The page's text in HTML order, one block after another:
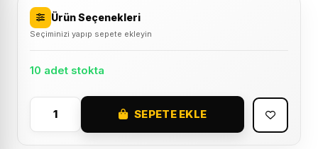
Ürün Seçenekleri
Seçiminizi yapıp sepete ekleyin
10 adet stokta
SEPETE EKLE